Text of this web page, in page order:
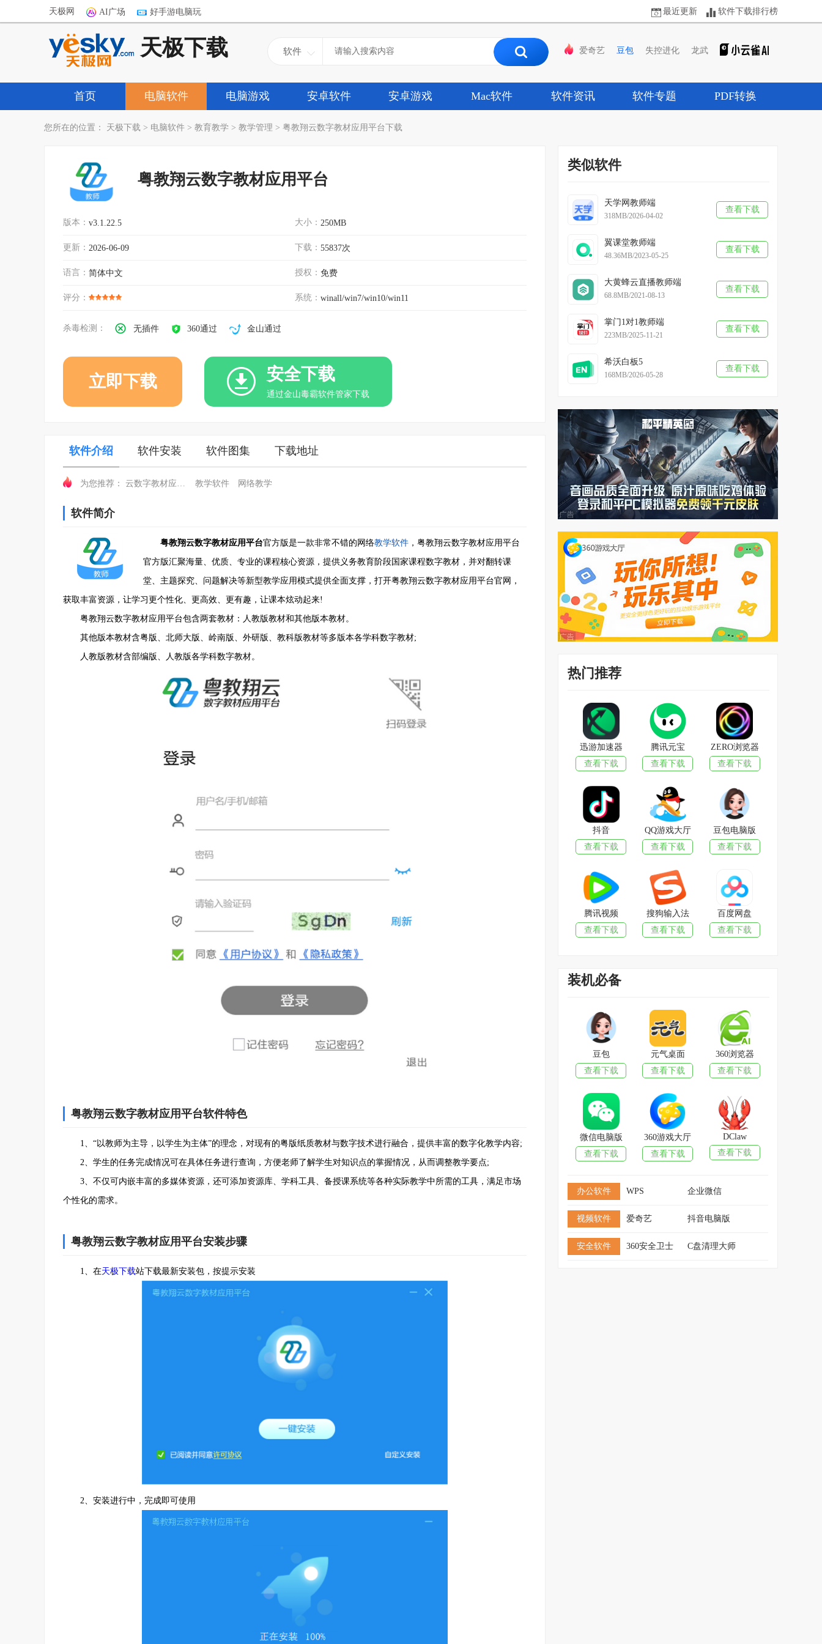
天极网 AI广场 好手游电脑玩 最近更新 软件下载排行榜
天极下载 软件 爱奇艺 豆包 失控进化 龙武
首页 电脑软件 电脑游戏 安卓软件 安卓游戏 Mac软件 软件资讯 软件专题 PDF转换
您所在的位置： 天极下载 > 电脑软件 > 教育教学 > 教学管理 > 粤教翔云数字教材应用平台下载
粤教翔云数字教材应用平台
版本： v3.1.22.5 大小： 250MB
更新： 2026-06-09 下载： 55837次
语言： 简体中文 授权： 免费
评分： 系统： winall/win7/win10/win11
杀毒检测： 无插件 360通过 金山通过
立即下载 安全下载
通过金山毒霸软件管家下载
软件介绍 软件安装 软件图集 下载地址
为您推荐： 教学软件 网络教学
软件简介
粤教翔云数字教材应用平台官方版是一款非常不错的网络教学软件 ，粤教翔云数字教材应用平台
官方版汇聚海量、优质、专业的课程核心资源，提供义务教育阶段国家课程数字教材，并对翻转课
堂、主题探究、问题解决等新型教学应用模式提供全面支撑，打开粤教翔云数字教材应用平台官网，
获取丰富资源，让学习更个性化、更高效、更有趣，让课本炫动起来!
粤教翔云数字教材应用平台包含两套教材：人教版教材和其他版本教材。
其他版本教材含粤版、北师大版、岭南版、外研版、教科版教材等多版本各学科数字教材;
人教版教材含部编版、人教版各学科数字教材。
粤教翔云数字教材应用平台软件特色
1、“以教师为主导，以学生为主体”的理念，对现有的粤版纸质教材与数字技术进行融合，提供丰富的数字化教学内容;
2、学生的任务完成情况可在具体任务进行查询，方便老师了解学生对知识点的掌握情况，从而调整教学要点;
3、不仅可内嵌丰富的多媒体资源，还可添加资源库、学科工具、备授课系统等各种实际教学中所需的工具，满足市场
个性化的需求。
粤教翔云数字教材应用平台安装步骤
1、在天极下载站下载最新安装包，按提示安装
2、安装进行中，完成即可使用
类似软件
天学网教师端
318MB/2026-04-02
查看下载
翼课堂教师端
48.36MB/2023-05-25
查看下载
大黄蜂云直播教师端
68.8MB/2021-08-13
查看下载
掌门1对1教师端
223MB/2025-11-21
查看下载
希沃白板5
168MB/2026-05-28
查看下载
热门推荐
迅游加速器
查看下载
腾讯元宝
查看下载
ZERO浏览器
查看下载
抖音
查看下载
QQ游戏大厅
查看下载
豆包电脑版
查看下载
腾讯视频
查看下载
搜狗输入法
查看下载
百度网盘
查看下载
装机必备
豆包
查看下载
元气桌面
查看下载
360浏览器
查看下载
微信电脑版
查看下载
360游戏大厅
查看下载
DClaw
查看下载
办公软件 WPS 企业微信
视频软件 爱奇艺 抖音电脑版
安全软件 360安全卫士 C盘清理大师